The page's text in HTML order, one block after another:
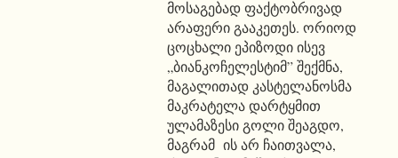
მოსაგებად ფაქტობრივად
არაფერი გააკეთეს. ორიოდ
ცოცხალი ეპიზოდი ისევ
„ბიანკოჩელესტიმ” შექმნა,
მაგალითად კასტელანოსმა
მაკრატელა დარტყმით
ულამაზესი გოლი შეაგდო,
მაგრამ ის არ ჩაითვალა,